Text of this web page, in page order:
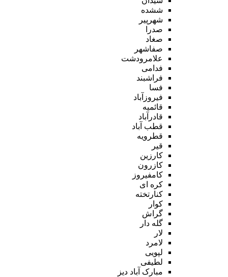
ششده
شهرپیر
صدرا
صغاد
صفاشهر
علامرودشت
فدامی
فراشبند
فسا
فیروزآباد
قائمیه
قادرآباد
قطب آباد
قطرویه
قیر
کارزین
کازرون
کامفیروز
کره ای
کنارتخته
کوار
گراش
گله دار
لار
لامرد
لپویی
لطیفی
مبارک آباد دیز